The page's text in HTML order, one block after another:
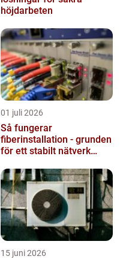
höjdarbeten
01 juli 2026
Så fungerar
fiberinstallation - grunden
för ett stabilt nätverk
15 juni 2026